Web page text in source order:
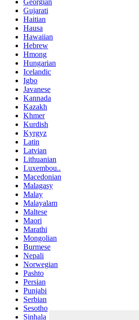
Georgian
Gujarati
Haitian
Hausa
Hawaiian
Hebrew
Hmong
Hungarian
Icelandic
Igbo
Javanese
Kannada
Kazakh
Khmer
Kurdish
Kyrgyz
Latin
Latvian
Lithuanian
Luxembou..
Macedonian
Malagasy
Malay
Malayalam
Maltese
Maori
Marathi
Mongolian
Burmese
Nepali
Norwegian
Pashto
Persian
Punjabi
Serbian
Sesotho
Sinhala